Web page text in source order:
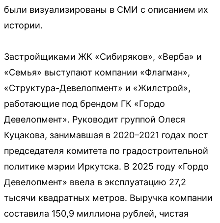
были визуализированы в СМИ с описанием их
истории.
Застройщиками ЖК «Сибиряков», «Верба» и
«Семья» выступают компании «Флагман»,
«Структура-Девелопмент» и «Жилстрой»,
работающие под брендом ГК «Гордо
Девелопмент». Руководит группой Олеся
Куцакова, занимавшая в 2020–2021 годах пост
председателя комитета по градостроительной
политике мэрии Иркутска. В 2025 году «Гордо
Девелопмент» ввела в эксплуатацию 27,2
тысячи квадратных метров. Выручка компании
составила 150,9 миллиона рублей, чистая